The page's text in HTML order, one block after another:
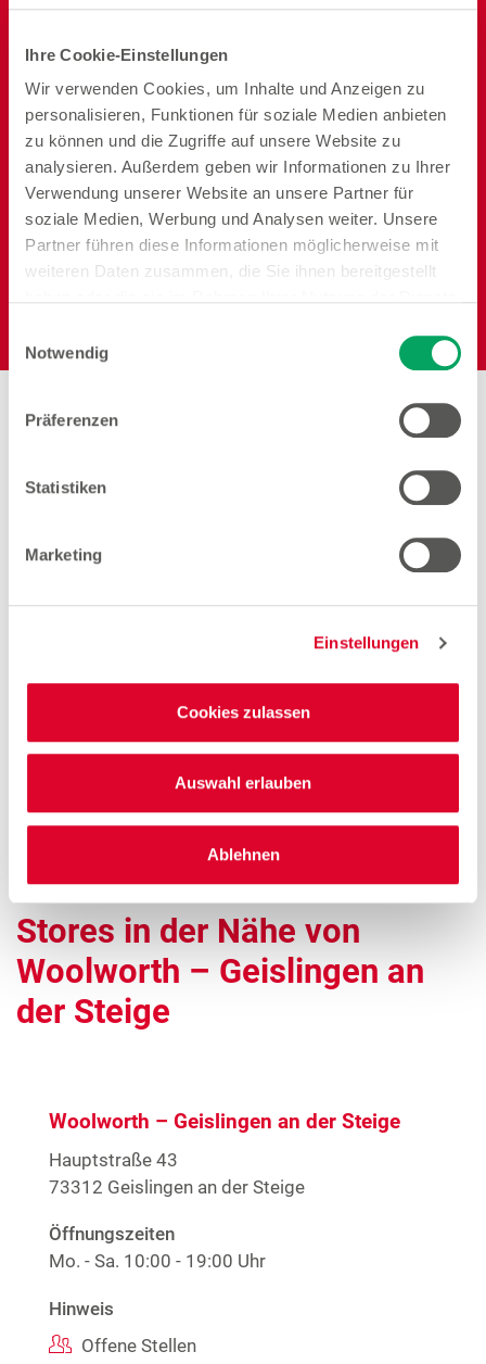
Ihre Cookie-Einstellungen
Wir verwenden Cookies, um Inhalte und Anzeigen zu
personalisieren, Funktionen für soziale Medien anbieten
zu können und die Zugriffe auf unsere Website zu
analysieren. Außerdem geben wir Informationen zu Ihrer
Verwendung unserer Website an unsere Partner für
soziale Medien, Werbung und Analysen weiter. Unsere
Partner führen diese Informationen möglicherweise mit
weiteren Daten zusammen, die Sie ihnen bereitgestellt
Einstellungen zu den Cookies finden Sie
Notwendig
Präferenzen
Statistiken
Marketing
Einstellungen
Cookies zulassen
Auswahl erlauben
Ablehnen
Reisen Garten Heimtier
Arbeiten bei Woolworth –
Quereinsteiger Verkauf Teilzeit (gn*)
Verkäuferin Teilzeit (gn*)
Zum Stellenangebot
Stores in der Nähe von
Woolworth – Geislingen an
der Steige
Woolworth – Geislingen an der Steige
Hauptstraße 43
73312 Geislingen an der Steige
Öffnungszeiten
Mo. - Sa. 10:00 - 19:00 Uhr
Hinweis
Offene Stellen